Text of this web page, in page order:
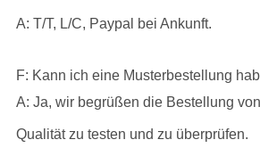
A: T/T, L/C, Paypal bei Ankunft.
F: Kann ich eine Musterbestellung
A: Ja, wir begrüßen die Bestellung
Qualität zu testen und zu überprüfen.